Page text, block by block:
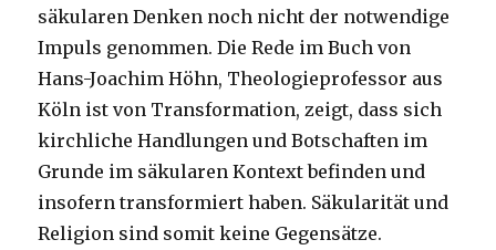
säkularen Denken noch nicht der notwendige
Impuls genommen. Die Rede im Buch von
Hans-Joachim Höhn, Theologieprofessor aus
Köln ist von Transformation, zeigt, dass sich
kirchliche Handlungen und Botschaften im
Grunde im säkularen Kontext befinden und
insofern transformiert haben. Säkularität und
Religion sind somit keine Gegensätze.